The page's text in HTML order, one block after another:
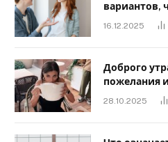
вариантов,
16.12.2025
Доброго
пожелания
28.10.2025